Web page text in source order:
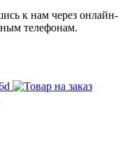
к нам через онлайн-
телефонам.